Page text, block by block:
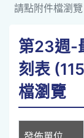
請點附件檔瀏覽
第23週-
刻表
檔瀏覽